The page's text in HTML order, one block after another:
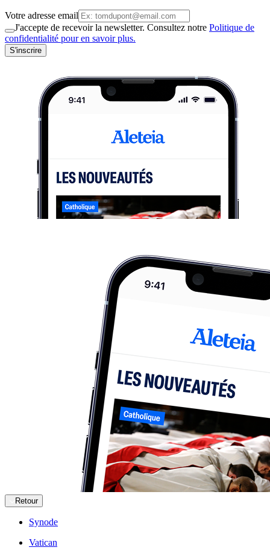
Votre adresse email
J'accepte de recevoir la newsletter. Consultez notre Politique de
confidentialité pour en savoir plus.
S'inscrire
Retour
Synode
Vatican